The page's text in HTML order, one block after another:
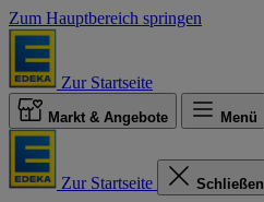
Zum Hauptbereich springen
Zur Startseite
Markt & Angebote Menü
Zur Startseite Schließen